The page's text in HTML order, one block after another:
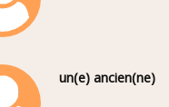
un(e) ancien(ne)